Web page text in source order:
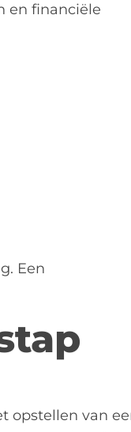
en financiële
Een
opstellen van